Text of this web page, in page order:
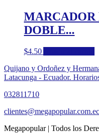
MARCADOR
DOBLE...
$4.50
Quijano y Ordoñez y
Latacunga - Ecuador.
032811710
clientes@megapopular.com.ec
Megapopular | Todos los